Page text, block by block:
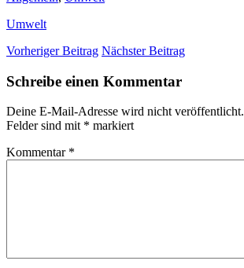
Umwelt
Vorheriger Beitrag Nächster Beitrag
Schreibe einen Kommentar
Deine E-Mail-Adresse wird nicht veröffentlicht.
Felder sind mit * markiert
Kommentar *